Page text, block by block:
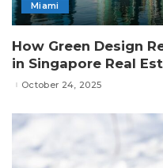
Miami
How Green Design
in Singapore Real
October 24, 2025